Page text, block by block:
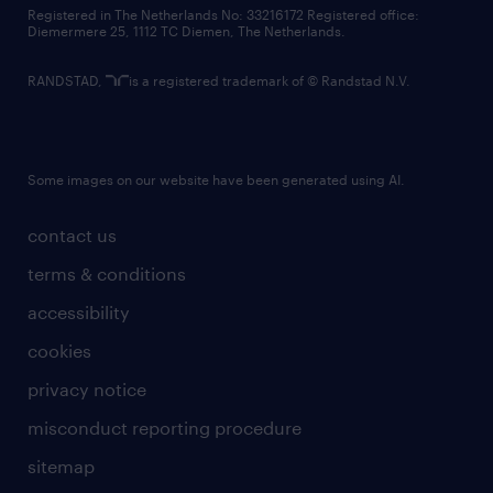
contact us
terms & conditions
accessibility
cookies
privacy notice
misconduct reporting procedure
sitemap
Registered in The Netherlands No: 33216172 Registered office:
Diemermere 25, 1112 TC Diemen, The Netherlands.
RANDSTAD, is a registered trademark of © Randstad N.V.
Some images on our website have been generated using AI.